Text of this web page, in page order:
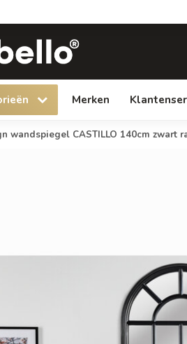
Merken
wandspiegel CASTILLO 140cm zwart